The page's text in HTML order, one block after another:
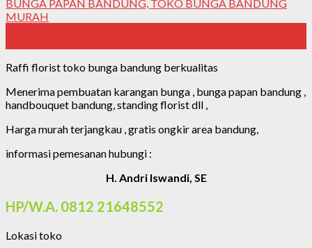
Raffi florist toko bunga bandung berkualitas
Menerima pembuatan karangan bunga , bunga papan bandung ,
handbouquet bandung, standing florist dll ,
Harga murah terjangkau , gratis ongkir area bandung,
informasi pemesanan hubungi :
H. Andri Iswandi, SE
HP/W.A. 0812 21648552
Lokasi toko